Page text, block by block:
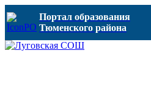
Портал образования
Тюменского района